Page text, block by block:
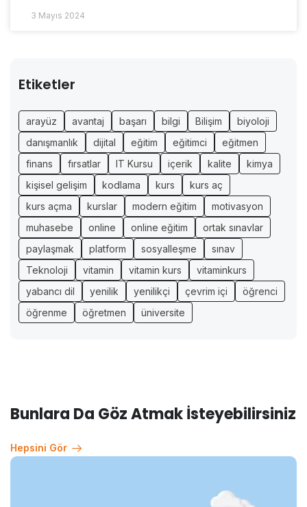
3 Mayıs 2024
Etiketler
arayüz avantaj başarı bilgi Bilişim
biyoloji
danışmanlık
dijital eğitim eğitimci
eğitmen
finans
fırsatlar IT Kursu içerik kalite
kimya
kişisel gelişim
kodlama kurs
kurs aç
kurs açma
kurslar modern eğitim
motivasyon
muhasebe
online online eğitim
ortak sınavlar
paylaşmak
platform sosyalleşme
sınav
Teknoloji
vitamin vitamin kurs
vitaminkurs
yabancı dil
yenilik yenilikçi çevrim içi
öğrenci
öğrenme
öğretmen üniversite
Bunlara Da Göz Atmak İsteyebilirsiniz
Hepsini Gör